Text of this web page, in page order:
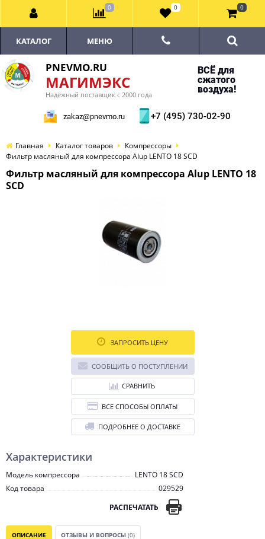
PNEVMO.RU
МАГИМЭКС
Надёжный поставщик с 2000 года
ВСЁ для
сжатого
воздуха!
zakaz@pnevmo.ru +7 (495) 730-02-90
КАТАЛОГ МЕНЮ
Главная Каталог товаров
Компрессоры
Фильтр масляный для компрессора Alup LENTO 18 SCD
Фильтр масляный для компрессора Alup LENTO 18
SCD
Характеристики
Модель компрессора
LENTO 18 SCD
Код товара
029529
РАСПЕЧАТАТЬ
ЗАПРОСИТЬ ЦЕНУ
СООБЩИТЬ О ПОСТУПЛЕНИИ
СРАВНИТЬ
ВСЕ СПОСОБЫ ОПЛАТЫ
ПОДРОБНЕЕ О ДОСТАВКЕ
ОПИСАНИЕ ОТЗЫВЫ И ВОПРОСЫ (0)
0 0 0